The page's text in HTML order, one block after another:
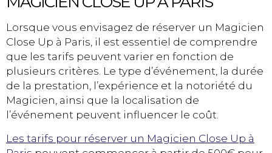
Lorsque vous envisagez de réserver un Magicien
Close Up à Paris, il est essentiel de comprendre
que les tarifs peuvent varier en fonction de
plusieurs critères. Le type d’événement, la durée
de la prestation, l’expérience et la notoriété du
Magicien, ainsi que la localisation de
l’événement peuvent influencer le coût.
Les tarifs pour réserver un Magicien Close Up à